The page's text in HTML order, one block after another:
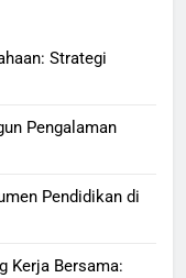
Strategi
Pengalaman
Pendidikan di
Kerja Bersama: